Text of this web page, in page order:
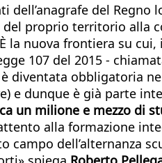
dell’anagrafe del
proprio territorio alla
la nuova frontiera su
107 del 2015 -
diventata obbligatoria
e dunque è già parte
un milione e mezzo di
alla formazione
campo dell’alternanza